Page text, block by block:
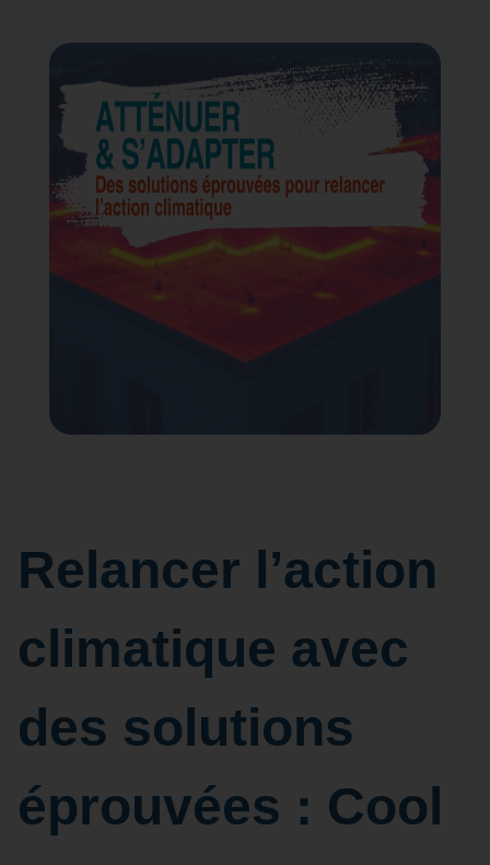
Relancer l’action
climatique avec
des solutions
éprouvées : Cool